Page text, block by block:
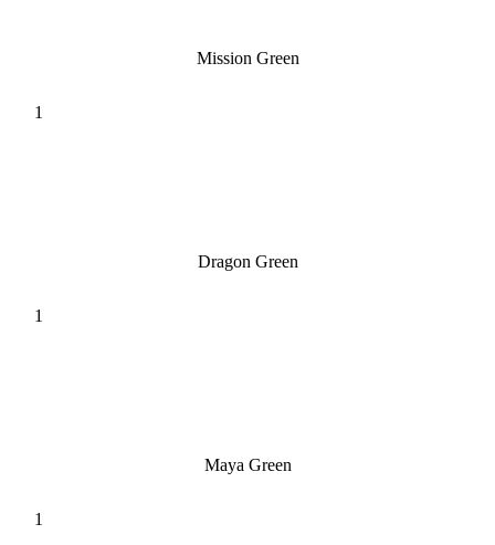
Mission Green
Dragon Green
Maya Green